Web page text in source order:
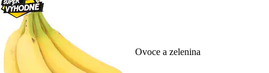
Ovoce a zelenina